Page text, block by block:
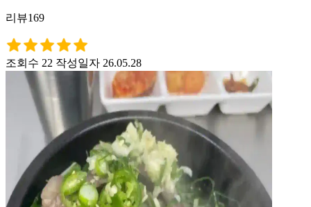
리뷰169
조회수 22 작성일자 26.05.28